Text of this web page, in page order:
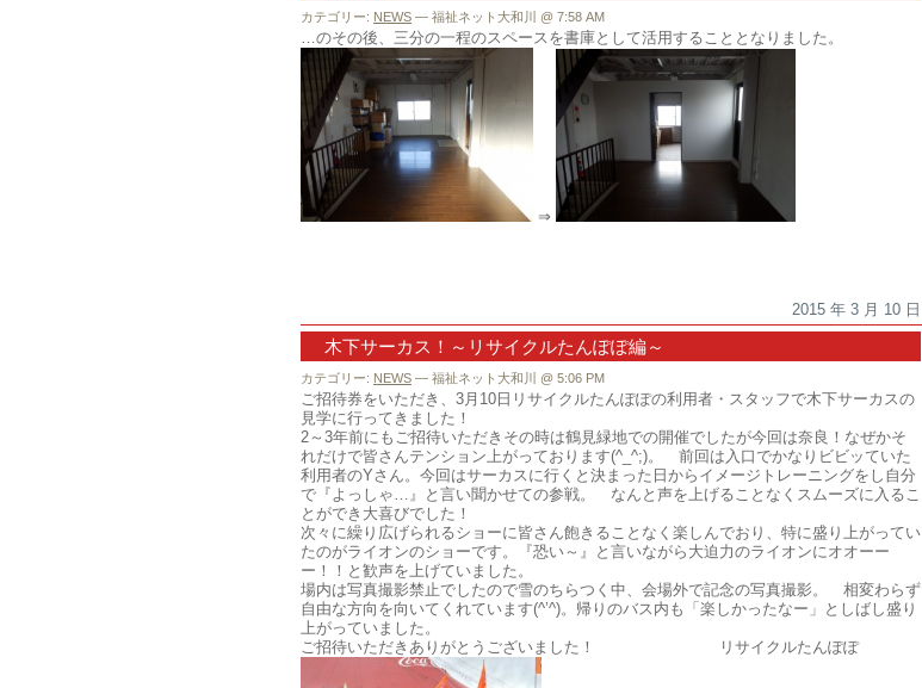
カテゴリー: NEWS — 福祉ネット大和川 @ 7:58 AM
…のその後、三分の一程のスペースを書庫として活用することとなりました。
⇒
2015 年 3 月 10 日
木下サーカス！～リサイクルたんぽぽ編～
カテゴリー: NEWS — 福祉ネット大和川 @ 5:06 PM
ご招待券をいただき、3月10日リサイクルたんぽぽの利用者・スタッフで木下サーカスの
見学に行ってきました！
2～3年前にもご招待いただきその時は鶴見緑地での開催でしたが今回は奈良！なぜかそ
れだけで皆さんテンション上がっております(^_^;)。 前回は入口でかなりビビッていた
利用者のYさん。今回はサーカスに行くと決まった日からイメージトレーニングをし自分
で『よっしゃ…』と言い聞かせての参戦。 なんと声を上げることなくスムーズに入るこ
とができ大喜びでした！
次々に繰り広げられるショーに皆さん飽きることなく楽しんでおり、特に盛り上がってい
たのがライオンのショーです。『恐い～』と言いながら大迫力のライオンにオオーー
ー！！と歓声を上げていました。
場内は写真撮影禁止でしたので雪のちらつく中、会場外で記念の写真撮影。 相変わらず
自由な方向を向いてくれています(^’^)。帰りのバス内も「楽しかったなー」としばし盛り
上がっていました。
ご招待いただきありがとうございました！ リサイクルたんぽぽ